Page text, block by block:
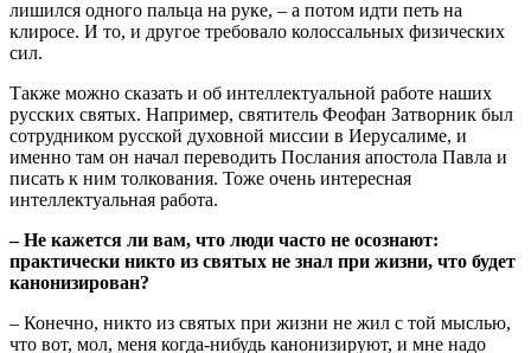
лишился одного пальца на руке, – а потом идти петь на
клиросе. И то, и другое требовало колоссальных физических
сил.
Также можно сказать и об интеллектуальной работе наших
русских святых. Например, святитель Феофан Затворник был
сотрудником русской духовной миссии в Иерусалиме, и
именно там он начал переводить Послания апостола Павла и
писать к ним толкования. Тоже очень интересная
интеллектуальная работа.
– Не кажется ли вам, что люди часто не осознают:
практически никто из святых не знал при жизни, что будет
канонизирован?
– Конечно, никто из святых при жизни не жил с той мыслью,
что вот, мол, меня когда-нибудь канонизируют, и мне надо